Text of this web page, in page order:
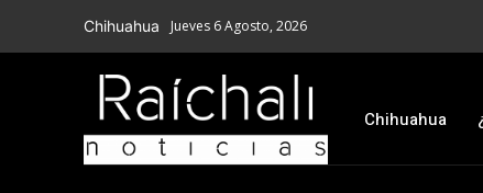
Chihuahua Jueves 6 Agosto, 2026
Chihuahua